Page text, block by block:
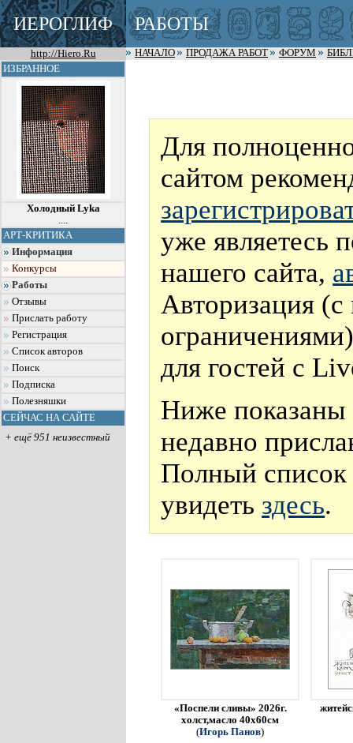
ИЕРОГЛИФ РАБОТЫ
http://Hiero.Ru НАЧАЛО ПРОДАЖА РАБОТ ФОРУМ
ИЗБРАННОЕ
Холодный Lyka
....
АРТ-КРИТИКА
Информация
Конкурсы
Работы
Отзывы
Прислать работу
Регистрация
Список авторов
Поиск
Подписка
Полезняшки
СЕЙЧАС НА САЙТЕ
+ ещё 951 неизвестный
Для
сайтом
уже являетесь
нашего сайта,
Авторизация
для гостей с
Ниже показаны
недавно
Полный
увидеть здесь.
«Поспели сливы» 2026г.
холст,масло 40х60см
(Игорь Панов)